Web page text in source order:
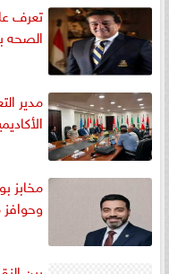
تعرف
الصحه بـ 14 محافظه
مدير
مخابز
وحوافز